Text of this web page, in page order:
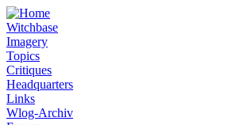
Witchbase
Imagery
Topics
Critiques
Headquarters
Links
Wlog-Archiv